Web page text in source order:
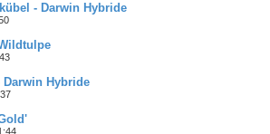
- Darwin Hybride
Hybride